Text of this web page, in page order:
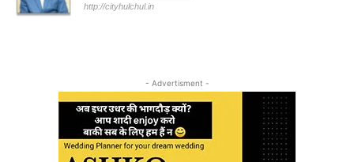
http://cityhulchul.in
- Advertisment -